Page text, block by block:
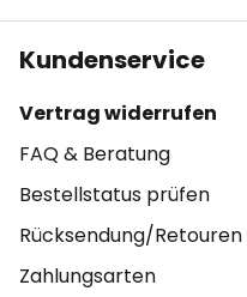
Kundenservice
Vertrag widerrufen
FAQ & Beratung
Bestellstatus prüfen
Rücksendung/Retouren
Zahlungsarten